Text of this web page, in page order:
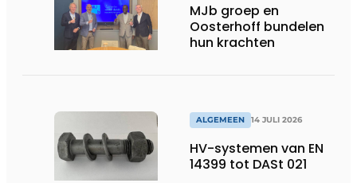
MJb groep en
Oosterhoff bundelen
hun krachten
ALGEMEEN 14 JULI 2026
HV-systemen van EN
14399 tot DASt 021